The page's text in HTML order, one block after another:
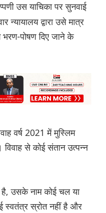
उस याचिका पर सुनवाई
न्यायालय द्वारा उसे मात्र
भरण-पोषण दिए जाने के
वर्ष 2021 में मुस्लिम
से कोई संतान उत्पन्न
है, उसके नाम कोई चल या
स्वतंत्र स्रोत नहीं है और